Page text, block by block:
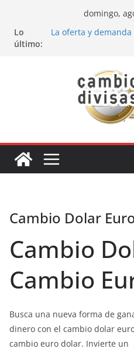
contenido
domingo,
Lo
último:
La oferta y
Oportunidades de
en 2024
Los bancos más
Estrategia de los
Cambio Dolar
Cambio
Cambio
Busca una nueva forma de
dinero con el cambio dolar
cambio euro dolar. Invierte un